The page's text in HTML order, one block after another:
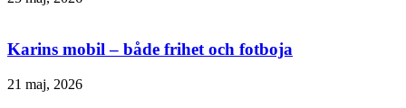
Karins mobil – både frihet och fotboja
21 maj, 2026